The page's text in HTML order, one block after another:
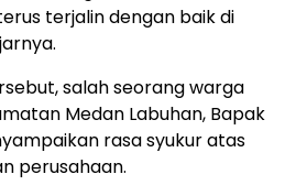
terjalin dengan baik di
salah seorang warga
Medan Labuhan, Bapak
rasa syukur atas
perusahaan.